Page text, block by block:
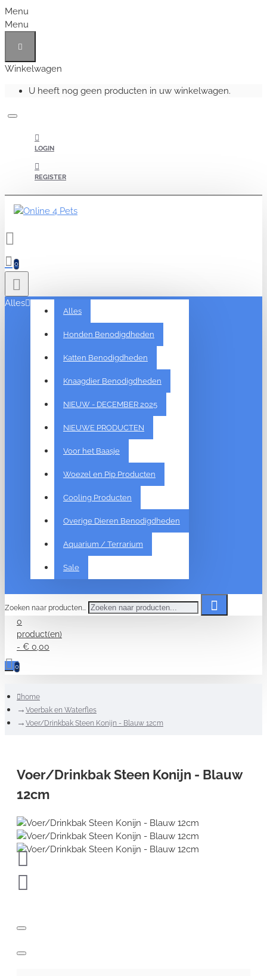
Menu
Menu
Winkelwagen
U heeft nog geen producten in uw winkelwagen.
LOGIN
REGISTER
0
Alles
Alles
Honden Benodigdheden
Katten Benodigdheden
Knaagdier Benodigdheden
NIEUW - DECEMBER 2025
NIEUWE PRODUCTEN
Voor het Baasje
Woezel en Pip Producten
Cooling Producten
Overige Dieren Benodigdheden
Aquarium / Terrarium
Sale
Zoeken naar producten...
0
product(en)
- € 0,00
0
home
Voerbak en Waterfles
Voer/Drinkbak Steen Konijn - Blauw 12cm
Voer/Drinkbak Steen Konijn - Blauw
12cm